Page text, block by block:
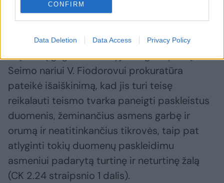
CONFIRM
Data Deletion Data Access Privacy Policy
prasideda būtent ten, kur baudžiamoji teisė
sustoja.
Šių metų gegužės viduryje baigus tyrimą,
Seimo nariui V. Fiodorovui prokuratūra
pateikė išaiškinimą, kad jis turi teisę
reikalauti teismo tvarka paneigti paskleistus
duomenis, žeminančius asmens garbę ir
orumą ir neatitinkančius tikrovės, taip pat
atlyginti tokių duomenų paskleidimu
asmeniui padarytą turtinę ir neturtinę žalą
(CK 2.24 straipsnio 1 dalis).